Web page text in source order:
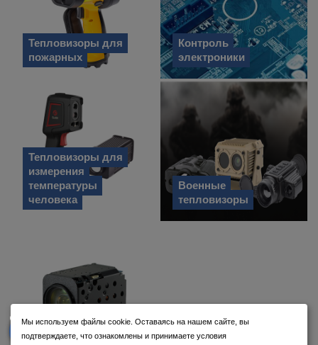
Тепловизоры для
пожарных
Контроль
электроники
Тепловизоры для
измерения
температуры
человека
Военные
тепловизоры
Видеокамеры
Мы используем файлы cookie. Оставаясь на нашем сайте, вы
подтверждаете, что ознакомлены и принимаете условия